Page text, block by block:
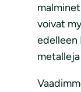
voivat
edelleen